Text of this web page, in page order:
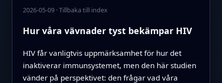
2026-05-09·Tillbaka till index
Hur våra vävnader tyst bekämpar HIV
HIV får vanligtvis uppmärksamhet för hur det
inaktiverar immunsystemet, men den här studien
vänder på perspektivet: den frågar vad våra